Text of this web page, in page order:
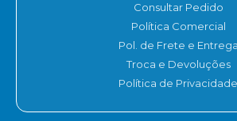
Consultar Pedido
Política Comercial
Pol. de Frete e Entrega
Troca e Devoluções
Política de Privacidade